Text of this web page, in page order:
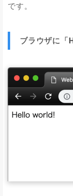
です。
ブラウザに